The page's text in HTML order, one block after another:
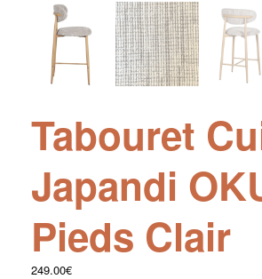
Tabouret
Japandi
Pieds Clair
249.00€